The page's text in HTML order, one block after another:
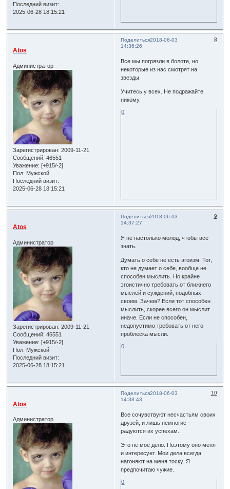
Последний визит:
2025-06-28 18:15:21
Поделиться 8
2018-06-03
14:36:26
Atos
Администратор
Зарегистрирован: 2009-11-21
Сообщений: 46551
Уважение: [+915/-2]
Пол: Мужской
Последний визит:
2025-06-28 18:15:21
Все мы погрязли в болоте, но
некоторые из нас смотрят на
звезды
Учитесь у всех. Не подражайте
никому.
0
Поделиться 9
2018-06-03
14:37:27
Atos
Администратор
Зарегистрирован: 2009-11-21
Сообщений: 46551
Уважение: [+915/-2]
Пол: Мужской
Последний визит:
2025-06-28 18:15:21
Я не настолько молод, чтобы всё
знать.
Думать о себе не есть эгоизм. Тот,
кто не думает о себе, вообще не
способен мыслить. Но крайне
эгоистично требовать от ближнего
мыслей и суждений, подобных
своим. Зачем? Если тот способен
мыслить, скорее всего он мыслит
иначе. Если не способен,
недопустимо требовать от него
проблеска мысли.
0
Поделиться 10
2018-06-03
14:38:43
Atos
Администратор
Все сочувствуют несчастьям своих
друзей, и лишь немногие —
радуются их успехам.
Это не моё дело. Поэтому оно меня
и интересует. Мои дела всегда
нагоняют на меня тоску. Я
предпочитаю чужие.
0